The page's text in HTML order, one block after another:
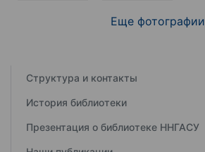
Еще фотографии
Структура и контакты
История библиотеки
Презентация о библиотеке ННГАСУ